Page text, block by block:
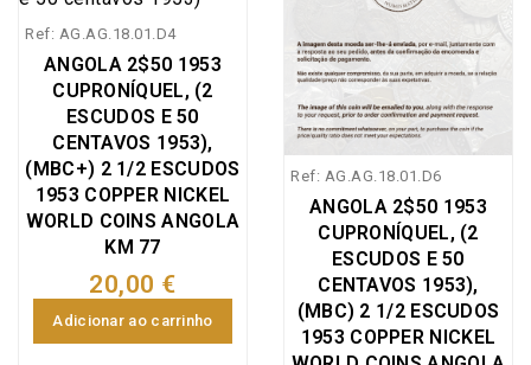
KM#77, moeda criada
pelo Decreto nº 38695
de 22 Março de 1952,
para circular na Ex-
Colónia Portuguesa de
Angola, foram cunhadas
na liga metálica de
Cuproníquel (Cu 750 - Ni
250) as moedas de
1953,1956,1967,1968,1
969 e 1974.
Ref: AG.AG.18.01.D4
ANGOLA 2$50 1953
CUPRONÍQUEL, (2
ESCUDOS E 50
CENTAVOS 1953),
(MBC+) 2 1/2 ESCUDOS
1953 COPPER NICKEL
WORLD COINS ANGOLA
KM 77
20,00 €
Adicionar ao carrinho
Ref: AG.AG.18.01.D6
ANGOLA 2$50 1953
CUPRONÍQUEL, (2
ESCUDOS E 50
CENTAVOS 1953),
(MBC) 2 1/2 ESCUDOS
1953 COPPER NICKEL